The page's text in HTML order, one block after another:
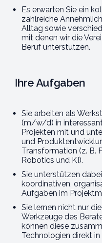
Es erwarten Sie ein
zahlreiche
Alltag sowie
mit denen wir die
Beruf unterstützen.
Ihre Aufgaben
Sie arbeiten als
(m/w/d) in
Projekten mit und
und
Transformation (z. B.
Robotics und KI).
Sie unterstützen
koordinativen,
Aufgaben im
Sie lernen nicht nur
Werkzeuge des
können diese
Technologien direkt